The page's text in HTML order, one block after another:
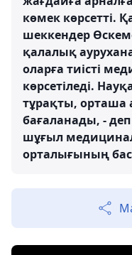
көмек көрсетті.
шеккендер
қалалық
оларға тиісті
көрсетіледі.
тұрақты, орташа
бағаланады, -
шұғыл
орталығының